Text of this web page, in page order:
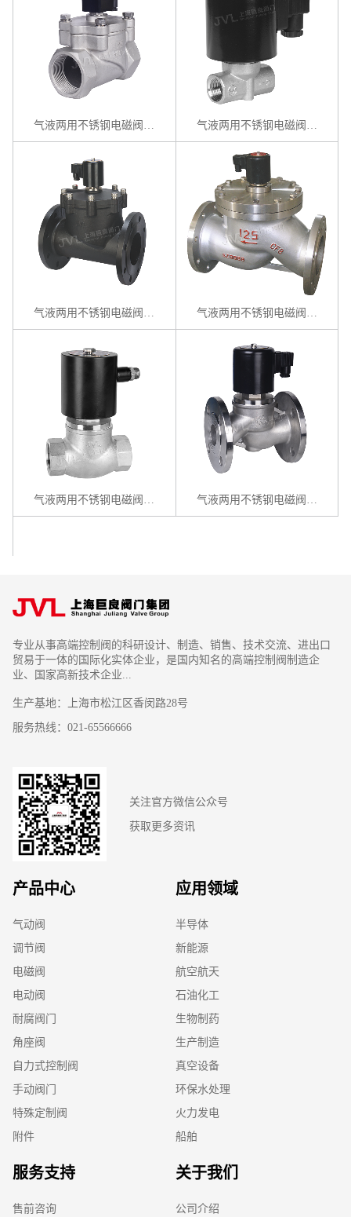
气液两用不锈钢电磁阀 / ZCE系列 气液两用不锈钢电磁阀 / ZBS系列
气液两用不锈钢电磁阀 / ZQDF系列 气液两用不锈钢电磁阀 / ZBSF系列
专业从事高端控制阀的科研设计、制造、销售、技术交流、进出口
贸易于一体的国际化实体企业，是国内知名的高端控制阀制造企
业、国家高新技术企业...
生产基地：上海市松江区香闵路28号
服务热线：021-65566666
关注官方微信公众号
获取更多资讯
产品中心
气动阀
调节阀
电磁阀
电动阀
耐腐阀门
角座阀
自力式控制阀
手动阀门
特殊定制阀
附件
应用领域
半导体
新能源
航空航天
石油化工
生物制药
生产制造
真空设备
环保水处理
火力发电
船舶
服务支持
售前咨询
关于我们
公司介绍